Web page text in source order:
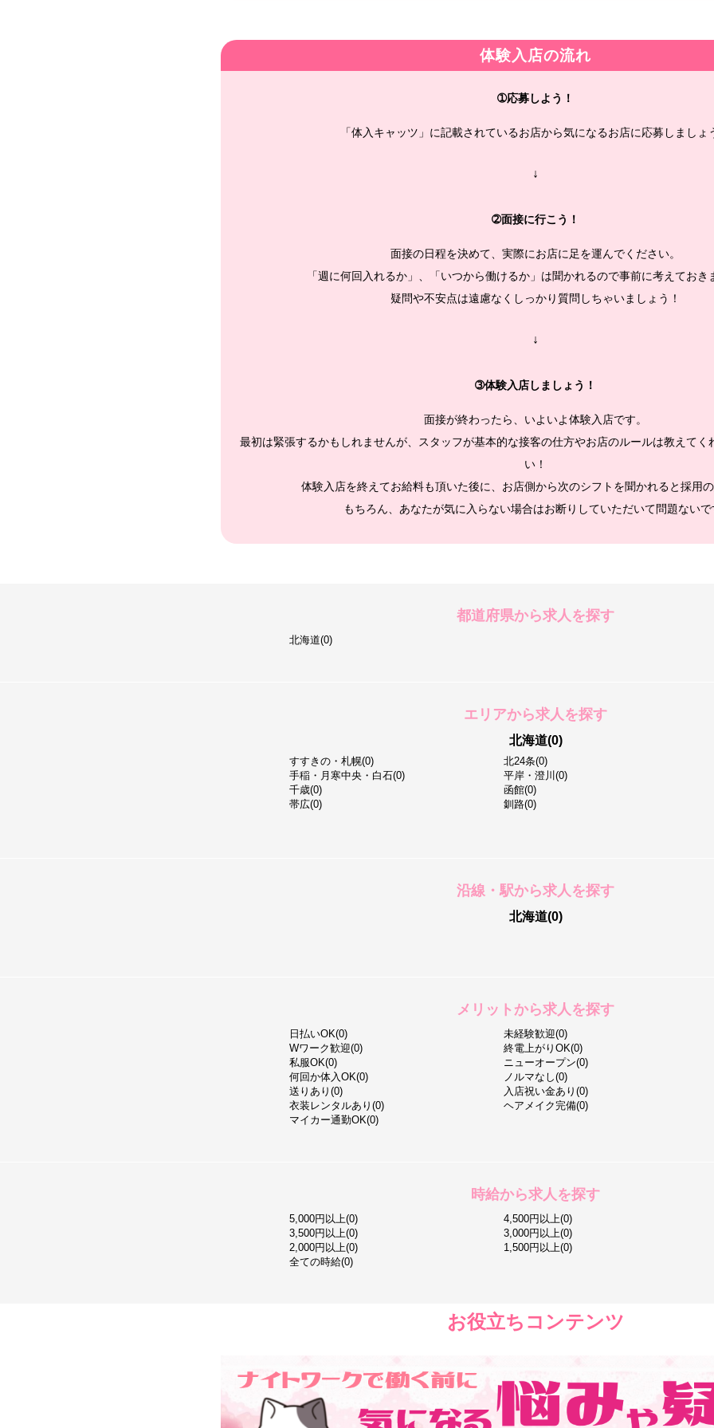
体験入店の流れ
➀応募しよう！
「体入キャッツ」に記載されているお店から気になるお店に応募しましょ
↓
➁面接に行こう！
面接の日程を決めて、実際にお店に足を運んでください。
「週に何回入れるか」、「いつから働けるか」は聞かれるので事前に考えておき
疑問や不安点は遠慮なくしっかり質問しちゃいましょう！
↓
➂体験入店しましょう！
面接が終わったら、いよいよ体験入店です。
最初は緊張するかもしれませんが、スタッフが基本的な接客の仕方やお店のルールは教えてく
い！
体験入店を終えてお給料も頂いた後に、お店側から次のシフトを聞かれると採用の
もちろん、あなたが気に入らない場合はお断りしていただいて問題ないで
都道府県から求人を探す
北海道(0)
エリアから求人を探す
北海道(0)
すすきの・札幌(0) 北24条(0)
手稲・月寒中央・白石(0)
平岸・澄川(0)
千歳(0)
函館(0)
帯広(0)
釧路(0)
沿線・駅から求人を探す
北海道(0)
メリットから求人を探す
日払いOK(0) 未経験歓迎(0)
Wワーク歓迎(0)
終電上がりOK(0)
私服OK(0)
ニューオープン(0)
何回か体入OK(0)
ノルマなし(0)
送りあり(0)
入店祝い金あり(0)
衣装レンタルあり(0)
ヘアメイク完備(0)
マイカー通勤OK(0)
時給から求人を探す
5,000円以上(0) 4,500円以上(0)
3,500円以上(0)
3,000円以上(0)
2,000円以上(0)
1,500円以上(0)
全ての時給(0)
お役立ちコンテンツ